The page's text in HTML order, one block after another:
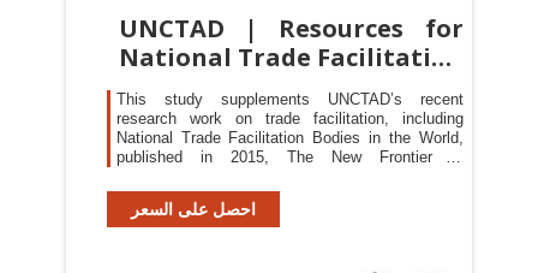
UNCTAD | Resources for
National Trade Facilitation
Bodies
This study supplements UNCTAD’s recent
research work on trade facilitation, including
National Trade Facilitation Bodies in the World,
published in 2015, The New Frontier of
Implementing Trade Facilitation, published in
2013, Trade Facilitation in Regional Trade
احصل على السعر